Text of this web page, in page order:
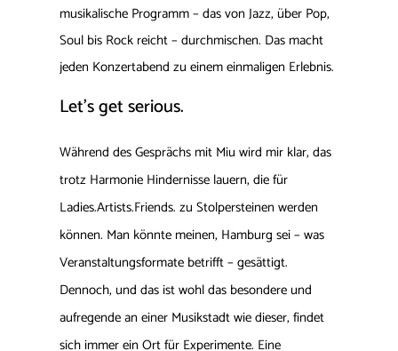
musikalische Programm – das von Jazz, über Pop,
Soul bis Rock reicht – durchmischen. Das macht
jeden Konzertabend zu einem einmaligen Erlebnis.
Let’s get serious.
Während des Gesprächs mit Miu wird mir klar, das
trotz Harmonie Hindernisse lauern, die für
Ladies.Artists.Friends. zu Stolpersteinen werden
können. Man könnte meinen, Hamburg sei – was
Veranstaltungsformate betrifft – gesättigt.
Dennoch, und das ist wohl das besondere und
aufregende an einer Musikstadt wie dieser, findet
sich immer ein Ort für Experimente. Eine